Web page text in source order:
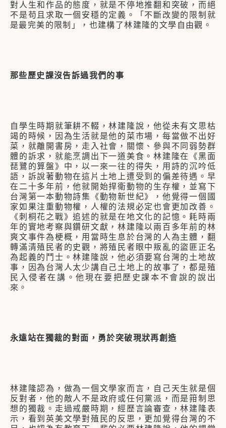
對人生和作品的態度，就是不停地推翻和突破，而絕
不是苟且求取一個安穩的定義。「不斷改變的限制就
是最完美的限制」，也建構了林建隆的文學自由觀。
那些歷史課沒告訴過我們的事
自學生時期就筆耕不輟，林建隆說，他從未有文思枯
竭的時候，因為生活就是他的菜市場，每當做不出好
菜，就離開書房，走入社會，關懷、參與不同弱勢群
體的訴求，就能烹調出下一道美食。林建隆在《黑面
琵鷺的算盤》中，以一來一往的得失，用詩的沉吟低
語，訴說著動物在這片土地上遭受到的偏差待遇。早
在二十多年前，他就開始捍衛動物的生存權，並寫下
台灣第一本動物詩集《動物新世紀》，他覺得一個國
家如果注重動物權，人權的法規必定也會更加改善。
《刺桐花之戰》追述的就是在地文化的記憶。耗時兩
年的實地考察與鑽研文獻，林建隆以兩百多年前的林
爽文事件為梗概，用當時生息於台灣的人為主體，翻
轉滿清殖民者的史觀，將殖民者眼中叛亂的盜匪正名
為起義的鬥士。林建隆說，他必須要寫台灣的土地故
事，因為台灣人太少講自己土地上的故事了，都是殖
民入侵者在講。他現在要把歷史課本不會說的說出
來。
永遠站在獨裁的對面，勇於突破現狀再創造
林建隆認為，做為一個文學家而言，自己天生就是個
反對者，他的敵人不是政府或任何黨派，而是箝制思
想的獨裁。走過戒嚴時期，經歷言論審查，林建隆表
示，看到英美文學對殖民的反思，更加覺得台灣的不